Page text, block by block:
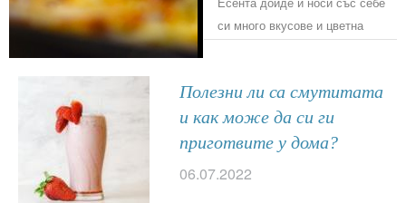
шоколадите с нея.
си много вкусове и цветна
Полезни ли са смутитата
и как може да си ги
приготвите у дома?
06.07.2022